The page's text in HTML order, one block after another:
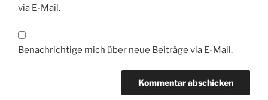
via E-Mail.
Benachrichtige mich über neue Beiträge via E-Mail.